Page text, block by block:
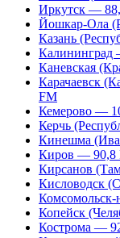
Иркутск —
Йошкар-Ола
Казань
Калининград
Каневская
Карачаевск
FM
Кемерово —
Керчь
Кинешма
Киров — 90,8
Кирсанов
Кисловодск
Копейск
Кострома —